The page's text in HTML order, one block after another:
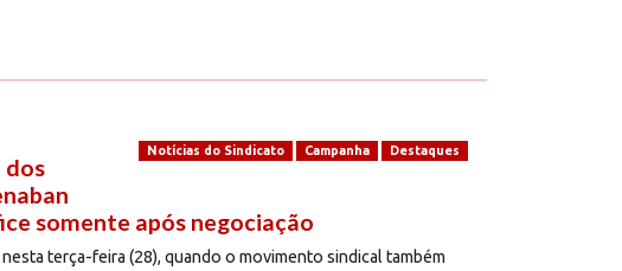
Notícias do Sindicato Campanha Destaques
dos
somente após negociação
terça-feira (28), quando o movimento sindical também